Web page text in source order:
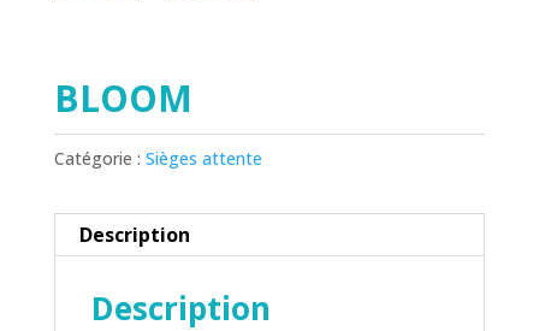
BLOOM
Catégorie : Sièges attente
Description
Description